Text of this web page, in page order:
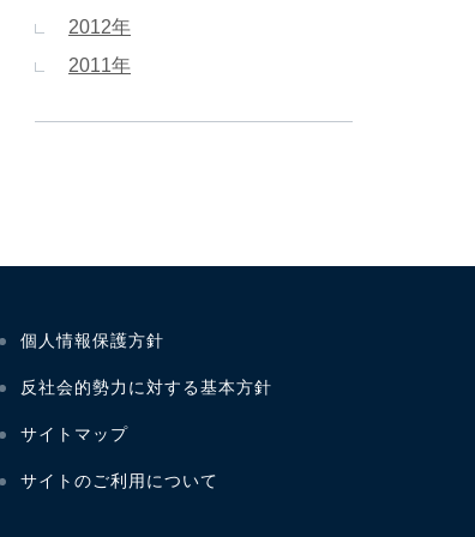
2012年
2011年
個人情報保護方針
反社会的勢力に対する基本方針
サイトマップ
サイトのご利用について